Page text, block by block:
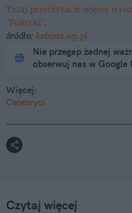
Tutaj przeczytacie więcej o
"Polityki".
źródło: kobieta.wp.pl
Nie przegap żadnej
obserwuj nas w Google
Więcej:
Celebryci
Czytaj więcej